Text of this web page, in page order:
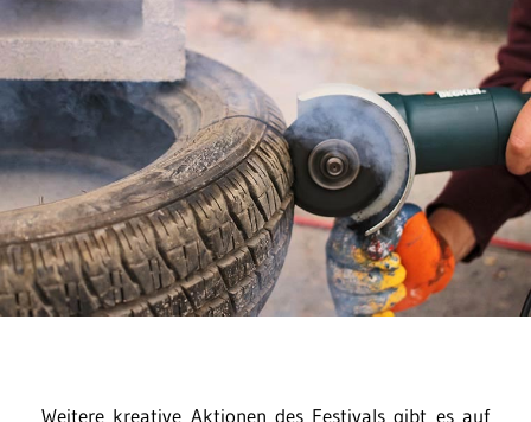
Weitere kreative Aktionen des Festivals gibt es auf